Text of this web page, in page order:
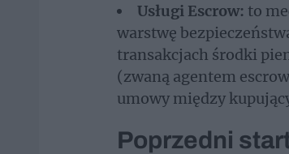
Usługi Escrow: to
warstwę
transakcjach środki
(zwaną agentem
umowy między
Poprzedni